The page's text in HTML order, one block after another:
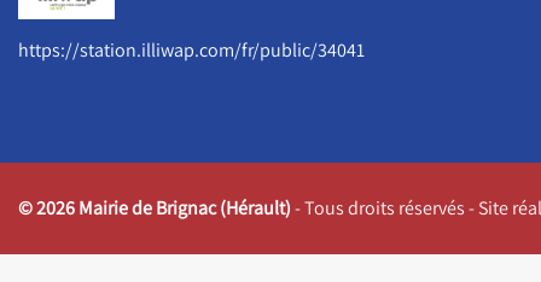
https://station.illiwap.com/fr/public/34041
© 2026 Mairie de Brignac (Hérault)- Tous droits réservés - Site